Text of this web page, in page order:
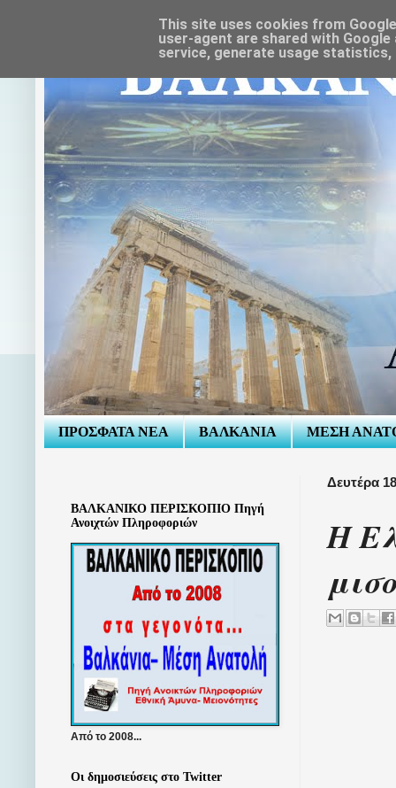
ΠΡΟΣΦΑΤΑ ΝΕΑ ΒΑΛΚΑΝΙΑ ΜΕΣΗ
Δευτέρα
Η
ΒΑΛΚΑΝΙΚΟ ΠΕΡΙΣΚΟΠΙΟ Πηγή
Ανοιχτών Πληροφοριών
Από το 2008...
Οι δημοσιεύσεις στο Twitter
This site uses cookies from
user-agent are shared with
service, generate usage statistics,